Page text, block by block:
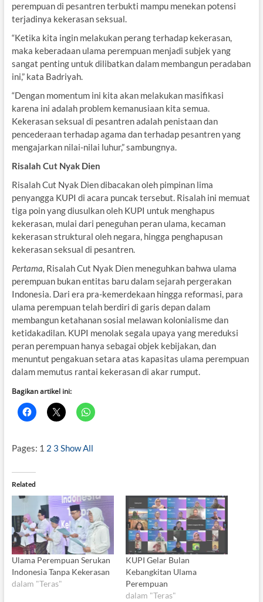
perempuan di pesantren terbukti mampu menekan potensi
terjadinya kekerasan seksual.
“Ketika kita ingin melakukan perang terhadap kekerasan,
maka keberadaan ulama perempuan menjadi subjek yang
sangat penting untuk dilibatkan dalam membangun peradaban
ini,” kata Badriyah.
“Dengan momentum ini kita akan melakukan masifikasi
karena ini adalah problem kemanusiaan kita semua.
Kekerasan seksual di pesantren adalah penistaan dan
pencederaan terhadap agama dan terhadap pesantren yang
mengajarkan nilai-nilai luhur,” sambungnya.
Risalah Cut Nyak Dien
Risalah Cut Nyak Dien dibacakan oleh pimpinan lima
penyangga KUPI di acara puncak tersebut. Risalah ini memuat
tiga poin yang diusulkan oleh KUPI untuk menghapus
kekerasan, mulai dari peneguhan peran ulama, kecaman
kekerasan struktural oleh negara, hingga penghapusan
kekerasan seksual di pesantren.
Pertama, Risalah Cut Nyak Dien meneguhkan bahwa ulama
perempuan bukan entitas baru dalam sejarah pergerakan
Indonesia. Dari era pra-kemerdekaan hingga reformasi, para
ulama perempuan telah berdiri di garis depan dalam
membangun ketahanan sosial melawan kolonialisme dan
ketidakadilan. KUPI menolak segala upaya yang mereduksi
peran perempuan hanya sebagai objek kebijakan, dan
menuntut pengakuan setara atas kapasitas ulama perempuan
dalam memutus rantai kekerasan di akar rumput.
Bagikan artikel ini:
Pages: 1 2 3 Show All
Related
Ulama Perempuan Serukan
Indonesia Tanpa Kekerasan
dalam "Teras"
KUPI Gelar Bulan
Kebangkitan Ulama
Perempuan
dalam "Teras"